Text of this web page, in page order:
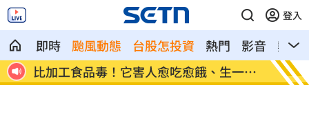
登入
即時 颱風動態 台股怎投資 熱門 影音
熱搜
堆
原民抗議傅崐萁被架走 4小黨要求究責
攝影
發聲